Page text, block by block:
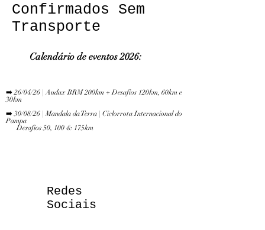
Confirmados Sem
Transporte
Calendário de eventos 2026:
➡️ 26/04/26 | Audax BRM 200km + Desafios 120km, 60km e
30km
➡️ 30/08/26 | Mandala da Terra | Ciclorrota Internacional do
Pampa
Desafios 50, 100 & 175km
Redes
Sociais